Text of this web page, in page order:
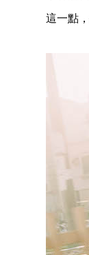
這一點